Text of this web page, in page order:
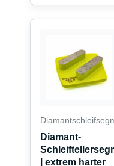
Diamant-
| extrem harter